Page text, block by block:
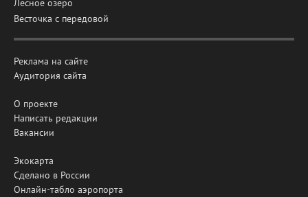
Весточка с передовой
Реклама на сайте
Аудитория сайта
О проекте
Написать редакции
Вакансии
Экокарта
Сделано в России
Онлайн-табло аэропорта